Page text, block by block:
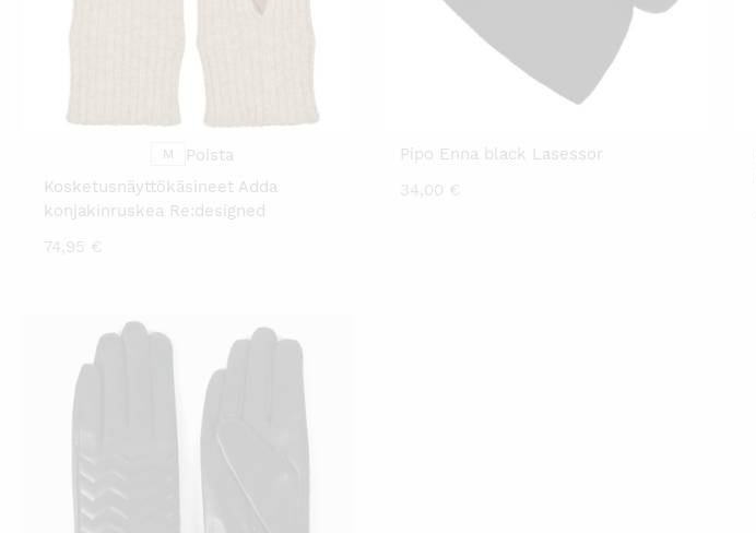
TÄLLÄ
TUOTTEELLA
VALINNAT
TUOTTEEN
SIVULLA.
M
Poista
Kosketusnäyttökäsineet Adda
konjakinruskea Re:designed
74,95 €
Pipo Enna black Lasessor
34,00 €